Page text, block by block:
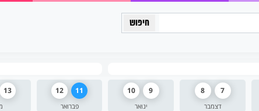
כיתה יב
דצמבר
7
8
ינואר
9
10
פברואר
11
12
13